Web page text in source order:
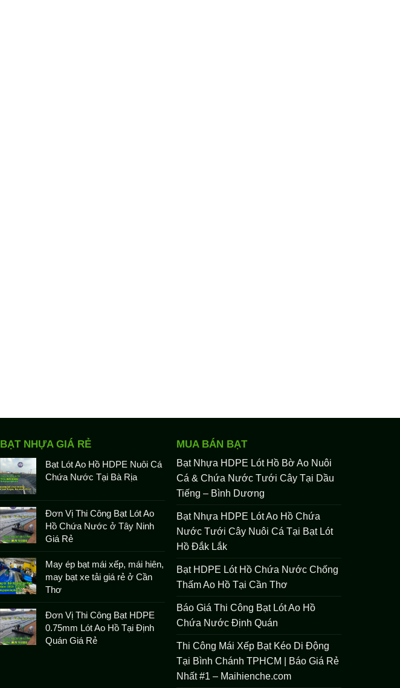
BẠT NHỰA GIÁ RẺ
Bạt Lót Ao Hồ HDPE Nuôi Cá
Chứa Nước Tại Bà Rịa
Đơn Vị Thi Công Bạt Lót Ao
Hồ Chứa Nước ở Tây Ninh
Giá Rẻ
May ép bạt mái xếp, mái hiên,
may bạt xe tải giá rẻ ở Cần
Thơ
Đơn Vị Thi Công Bạt HDPE
0.75mm Lót Ao Hồ Tại Định
Quán Giá Rẻ
MUA BÁN BẠT
Bạt Nhựa HDPE Lót Hồ Bờ Ao Nuôi
Cá & Chứa Nước Tưới Cây Tại Dầu
Tiếng – Bình Dương
Bạt Nhựa HDPE Lót Ao Hồ Chứa
Nước Tưới Cây Nuôi Cá Tại Bạt Lót
Hồ Đắk Lắk
Bạt HDPE Lót Hồ Chứa Nước Chống
Thấm Ao Hồ Tại Cần Thơ
Báo Giá Thi Công Bạt Lót Ao Hồ
Chứa Nước Định Quán
Thi Công Mái Xếp Bạt Kéo Di Động
Tại Bình Chánh TPHCM | Báo Giá Rẻ
Nhất #1 – Maihienche.com